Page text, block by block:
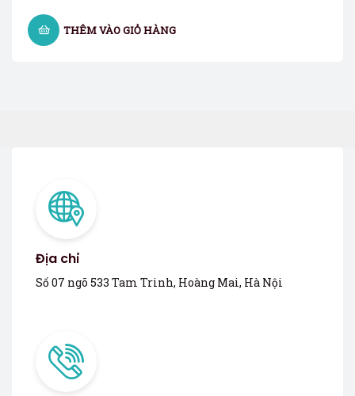
sao
THÊM VÀO GIỎ HÀNG
Địa chỉ
Số 07 ngõ 533 Tam Trinh, Hoàng Mai, Hà Nội